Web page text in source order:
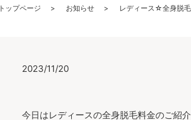
トップページ お知らせ レディース☆全身脱
2023/11/20
今日はレディースの全身脱毛料金のご紹